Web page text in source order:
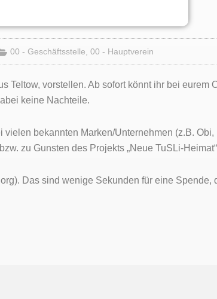
00 - Geschäftsstelle 00 - Hauptverein
Teltow, vorstellen. Ab sofort könnt ihr bei eurem
keine Nachteile.
vielen bekannten Marken/Unternehmen (z.B. Obi,
zu Gunsten des Projekts „Neue TuSLi-
Das sind wenige Sekunden für eine Spende,